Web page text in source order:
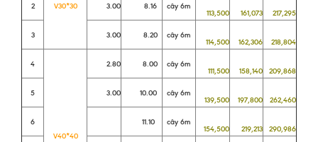
V30*30
2 3.00 8.16 cây 6m
113,500 161,073 217,295
3 3.00 8.20 cây 6m
114,500 162,306 218,804
4
V40*40
2.80 8.00 cây 6m
111,500 158,140 209,868
5 3.00 10.00 cây 6m
139,500 197,800 262,460
6 11.10 cây 6m
154,500 219,213 290,986